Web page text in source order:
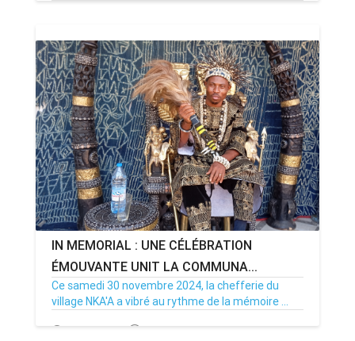
IN MEMORIAL : UNE CÉLÉBRATION
ÉMOUVANTE UNIT LA COMMUNA...
Ce samedi 30 novembre 2024, la chefferie du
village NKA'A a vibré au rythme de la mémoire ...
01/12/24 Par MenouActu 0